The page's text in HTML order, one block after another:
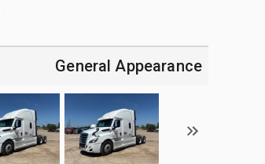
General Appearance